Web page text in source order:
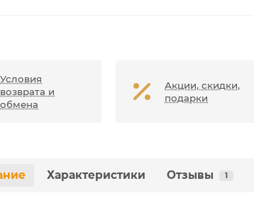
Условия
возврата и
обмена
Акции, скидки,
подарки
Характеристики Отзывы 1